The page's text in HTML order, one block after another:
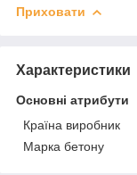
Приховати
Характеристики
Основні атрибути
Країна виробник
Марка бетону